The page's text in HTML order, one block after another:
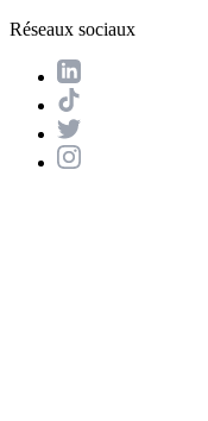
Réseaux sociaux